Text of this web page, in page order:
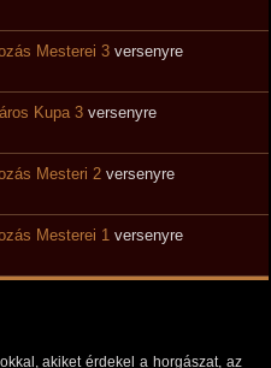
Mesterei 3 versenyre
Kupa 3 versenyre
Mesteri 2 versenyre
Mesterei 1 versenyre
akiket érdekel a horgászat, az